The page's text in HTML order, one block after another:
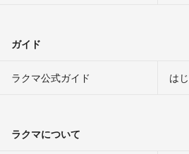
ガイド
ラクマ公式ガイド は
ラクマについて